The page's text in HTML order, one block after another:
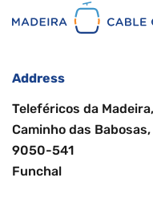
Address
Teleféricos da
Caminho das Babosas,
9050-541
Funchal